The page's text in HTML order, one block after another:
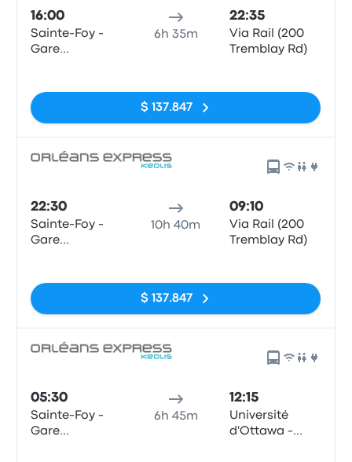
16:00
Sainte-Foy -
Gare
des Quatre-
Bourgeois
6h 35m
22:35
Via Rail (200
Tremblay Rd)
$ 137.847
22:30
Sainte-Foy -
Gare
des Quatre-
Bourgeois
10h 40m
09:10
Via Rail (200
Tremblay Rd)
$ 137.847
05:30
Sainte-Foy -
Gare
6h 45m
12:15
Université
d'Ottawa -